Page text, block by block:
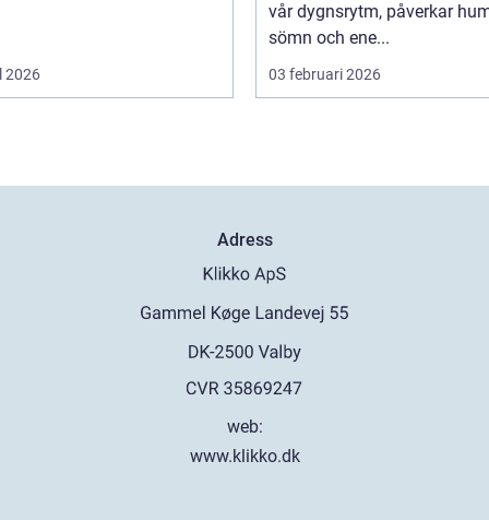
2026
vår dygnsrytm, påverkar
sömn och ene...
03 februari 2026
Adress
web:
www.klikko.dk